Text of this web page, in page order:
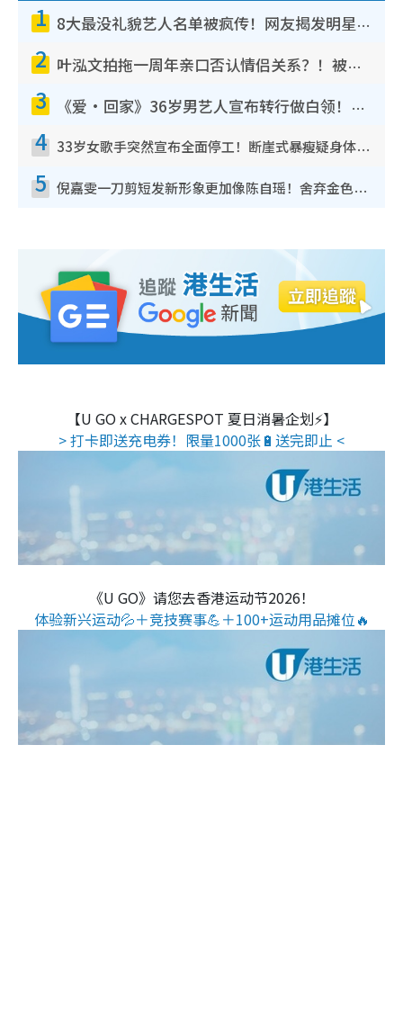
1 8大最没礼貌艺人名单被疯传！网友揭发明星真面目，一致数落这一位是无品天花板？
2 叶泓文拍拖一周年亲口否认情侣关系？！被质疑感情造假竟称GM“普通同事”
3 《爱·回家》36岁男艺人宣布转行做白领！卸下艺人身份回归素人平淡生活
4 33岁女歌手突然宣布全面停工！断崖式暴瘦疑身体亮红灯！声明曝：将暂时淡出
5 倪嘉雯一刀剪短发新形象更加像陈自瑶！舍弃金色长发造型气质大变超惊喜
【U GO x CHARGESPOT 夏日消暑企划⚡】
> 打卡即送充电券！限量1000张🔋送完即止 <
《U GO》请您去香港运动节2026！
体验新兴运动💦＋竞技赛事💪＋100+运动用品摊位🔥